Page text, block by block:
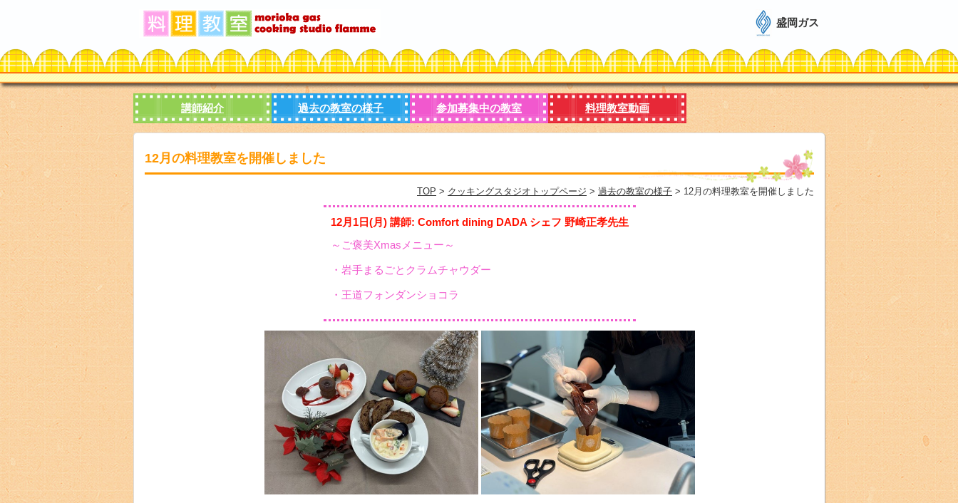
盛岡ガス
講師紹介 過去の教室の様子 参加募集中の教室 料理教室動画
12月の料理教室を開催しました
TOP > クッキングスタジオトップページ > 過去の教室の様子 > 12月の料理教室を開催しました
12月1日(月) 講師: Comfort dining DADA シェフ 野崎正孝先生
～ご褒美Xmasメニュー～
・岩手まるごとクラムチャウダー
・王道フォンダンショコラ